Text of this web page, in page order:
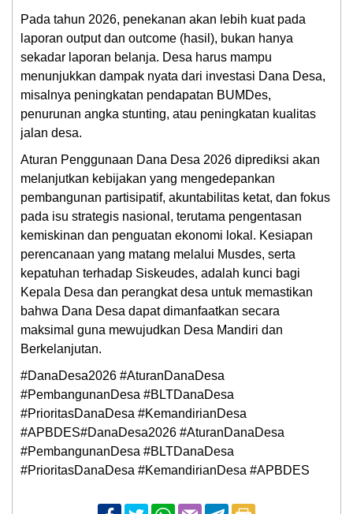
Pada tahun 2026, penekanan akan lebih kuat pada
laporan output dan outcome (hasil), bukan hanya
sekadar laporan belanja. Desa harus mampu
menunjukkan dampak nyata dari investasi Dana Desa,
misalnya peningkatan pendapatan BUMDes,
penurunan angka stunting, atau peningkatan kualitas
jalan desa.
Aturan Penggunaan Dana Desa 2026 diprediksi akan
melanjutkan kebijakan yang mengedepankan
pembangunan partisipatif, akuntabilitas ketat, dan fokus
pada isu strategis nasional, terutama pengentasan
kemiskinan dan penguatan ekonomi lokal. Kesiapan
perencanaan yang matang melalui Musdes, serta
kepatuhan terhadap Siskeudes, adalah kunci bagi
Kepala Desa dan perangkat desa untuk memastikan
bahwa Dana Desa dapat dimanfaatkan secara
maksimal guna mewujudkan Desa Mandiri dan
Berkelanjutan.
#DanaDesa2026 #AturanDanaDesa
#PembangunanDesa #BLTDanaDesa
#PrioritasDanaDesa #KemandirianDesa
#APBDES#DanaDesa2026 #AturanDanaDesa
#PembangunanDesa #BLTDanaDesa
#PrioritasDanaDesa #KemandirianDesa #APBDES